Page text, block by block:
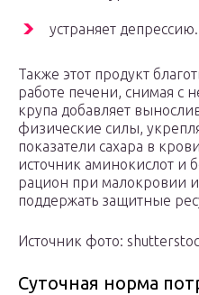
устраняет депрессию.
Также этот продукт
работе печени, снимая с
крупа добавляет
физические силы,
показатели сахара в
источник аминокислот и
рацион при малокровии
поддержать защитные
Источник фото:
Суточная норма